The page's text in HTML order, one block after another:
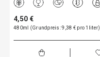
4,50 €
480ml (Grundpreis: 9,38 € pro 1liter)